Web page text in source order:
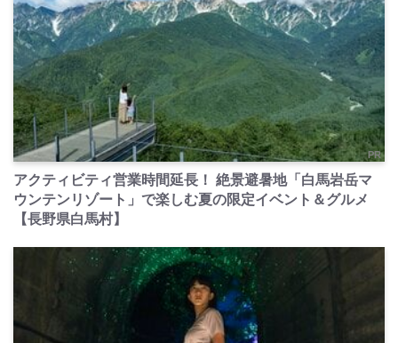
PR
アクティビティ営業時間延長！ 絶景避暑地「白馬岩岳マ
ウンテンリゾート」で楽しむ夏の限定イベント＆グルメ
【長野県白馬村】